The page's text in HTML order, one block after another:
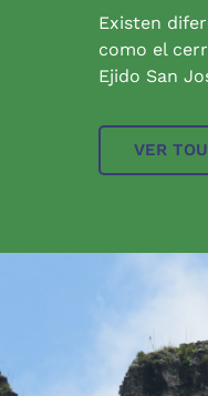
Existen
como el
Ejido San
VER